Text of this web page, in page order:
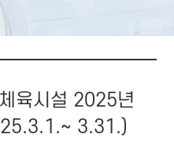
육시설 2025년
3.31.)